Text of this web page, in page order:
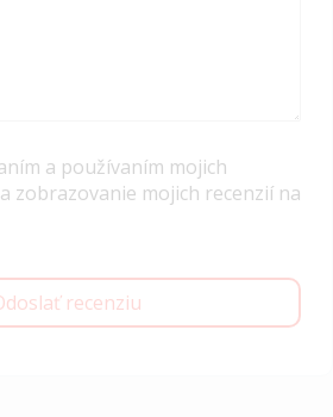
a používaním mojich
zobrazovanie mojich recenzií na
recenziu